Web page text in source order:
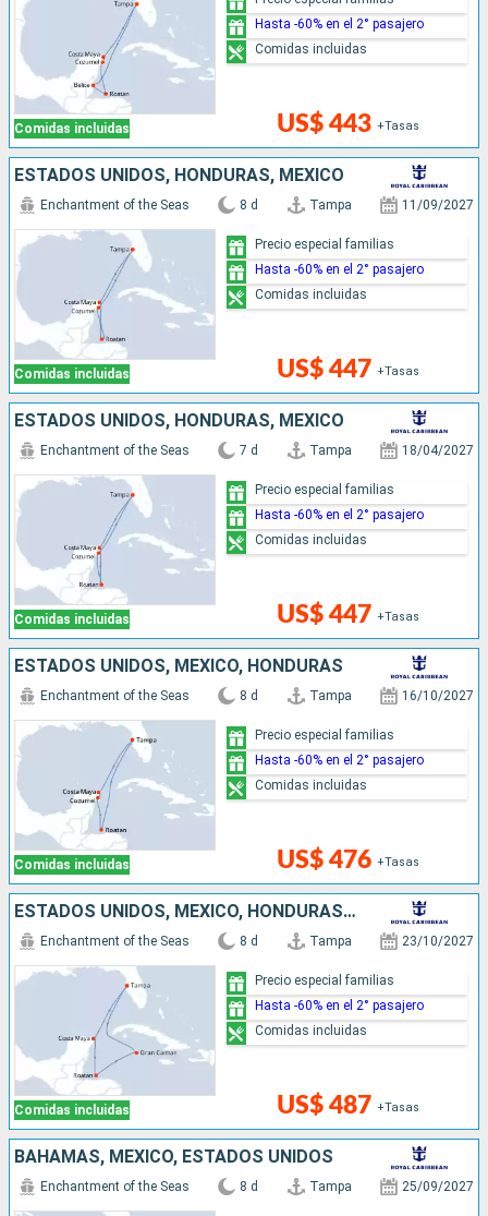
Comidas incluidas US$ 443 +Tasas
Hasta -60% en el 2° pasajero
Comidas incluidas
ESTADOS UNIDOS, HONDURAS, MÉXICO
Comidas incluidas
Enchantment of the Seas 8 d Tampa 11/09/2027
US$ 447 +Tasas
Precio especial familias
Hasta -60% en el 2° pasajero
Comidas incluidas
ESTADOS UNIDOS, HONDURAS, MÉXICO
Comidas incluidas
Enchantment of the Seas 7 d Tampa 18/04/2027
US$ 447 +Tasas
Precio especial familias
Hasta -60% en el 2° pasajero
Comidas incluidas
ESTADOS UNIDOS, MÉXICO, HONDURAS
Comidas incluidas
Enchantment of the Seas 8 d Tampa 16/10/2027
US$ 476 +Tasas
Precio especial familias
Hasta -60% en el 2° pasajero
Comidas incluidas
ESTADOS UNIDOS, MÉXICO, HONDURAS, ISLAS CAIMÁN
Comidas incluidas
Enchantment of the Seas 8 d Tampa 23/10/2027
US$ 487 +Tasas
Precio especial familias
Hasta -60% en el 2° pasajero
Comidas incluidas
BAHAMAS, MÉXICO, ESTADOS UNIDOS
Enchantment of the Seas 8 d Tampa 25/09/2027